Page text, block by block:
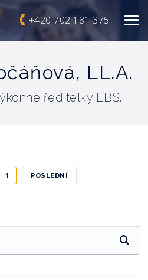
+420 702 181 375
LL.A.
ředitelky EBS.
1 POSLEDNÍ